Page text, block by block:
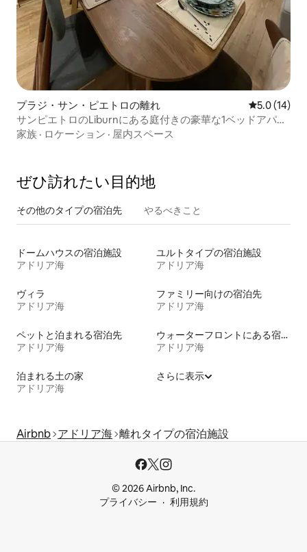
プラジ・サン・ピエトロの離れ レビュー14
5.0 (14)
サンピエトロのLiburnにある庭付きの豪華な1ベッドアパー
ト
家族 · ロケーション · 屋内スペース
ぜひ訪⁠れ⁠た⁠い目⁠的⁠地
その他のタ⁠イ⁠プ⁠の宿⁠泊⁠先 やるべきこと
ドームハウスの宿泊施設
アドリア海
ユルトタイプの宿泊施設
アドリア海
ヴィラ
アドリア海
ファミリー向けの宿泊先
アドリア海
ペットと泊まれる宿泊先
アドリア海
ウォーターフロントにある宿泊施設
アドリア海
泊まれる土の家
アドリア海
さらに表示
Airbnb アドリア海 離れタイプの宿泊施設
© 2026 Airbnb, Inc.
プライバシー
利用規約